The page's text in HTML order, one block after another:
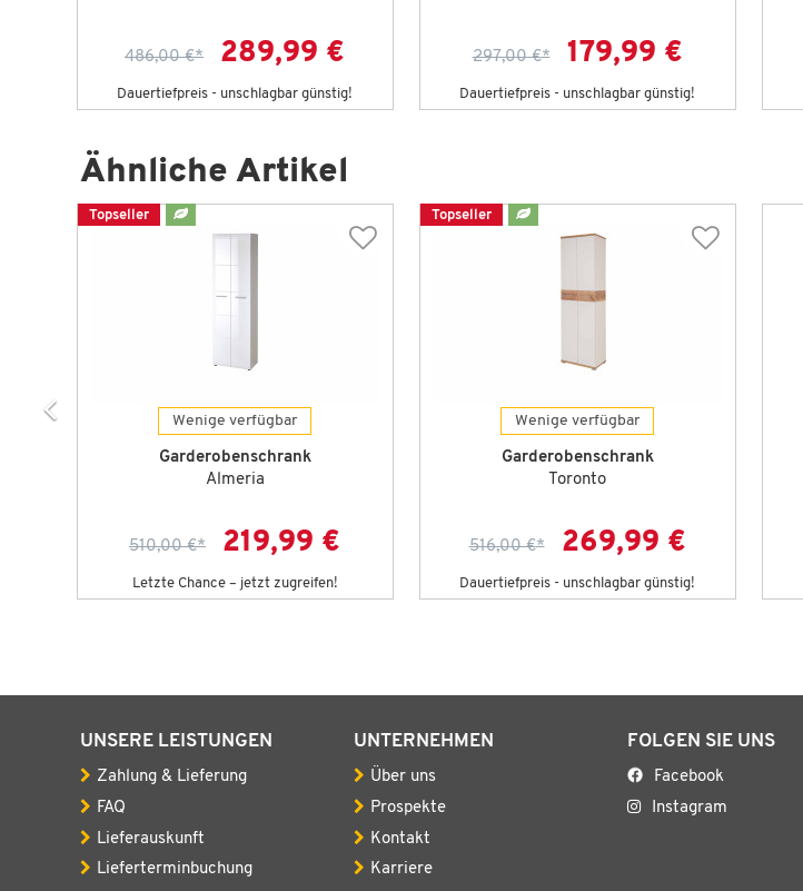
486,00 €* 289,99 €
Dauertiefpreis - unschlagbar günstig!
297,00 €* 179,99 €
Dauertiefpreis - unschlagbar günstig!
Ähnliche Artikel
Topseller
Wenige verfügbar
Garderobenschrank
Almeria
510,00 €* 219,99 €
Letzte Chance – jetzt zugreifen!
Topseller
Wenige verfügbar
Garderobenschrank
Toronto
516,00 €* 269,99 €
Dauertiefpreis - unschlagbar günstig!
UNSERE LEISTUNGEN
Zahlung & Lieferung
FAQ
Lieferauskunft
Lieferterminbuchung
UNTERNEHMEN
Über uns
Prospekte
Kontakt
Karriere
FOLGEN SIE UNS
Facebook
Instagram